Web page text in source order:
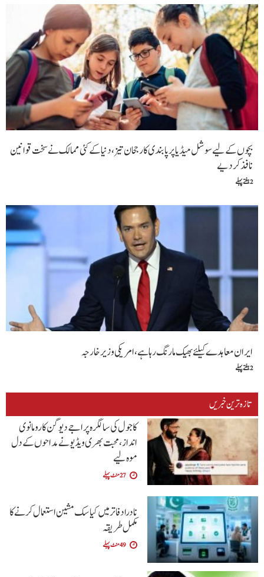
بچوں کے لیے سوشل میڈیا پر پابندی کا رجحان تیز، دنیا کے کئی ممالک نے سخت قوانین
نافذ کر دیے
2 ہفتے پہلے
ایران معاہدے کیلئے بھیک مارنگ رہا ہے،امریکی وزیرخارجہ
2 ہفتے پہلے
تازہ ترین خبریں
کاجول کی سالگرہ پر اجے دیوگن کا رومانوی
انداز، محبت بھری ویڈیو نے مداحوں کے دل
موہ لیے
27 منٹ پہلے
نادرا دفاتر میں کیاسک مشین استعمال کرنے کا
مکمل طریقہ
49 منٹ پہلے